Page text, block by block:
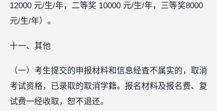
12000 元/生/年，二等奖 10000 元/生/年，三等奖8000
元/生/年）。
十一、其他
（一）考生提交的申报材料和信息经查不属实的，取消
考试资格，已录取的取消学籍。报名材料及报名费、复
试费一经收取，恕不退还。